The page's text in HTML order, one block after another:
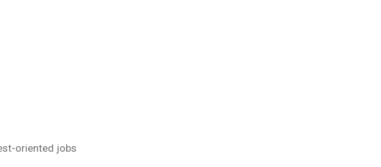
oriented jobs